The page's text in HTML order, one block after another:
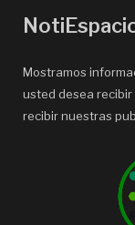
Mostramos
usted desea
recibir nuestras